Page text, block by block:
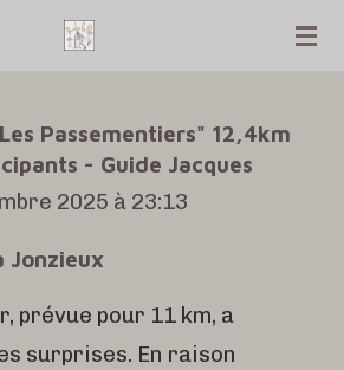
Passementiers" 12,4km
- Guide Jacques
2025 à 23:13
Jonzieux
prévue pour 11 km, a
surprises. En raison